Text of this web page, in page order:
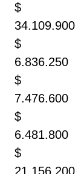
$
34.109.900
$
6.836.250
$
7.476.600
$
6.481.800
$
21.156.200